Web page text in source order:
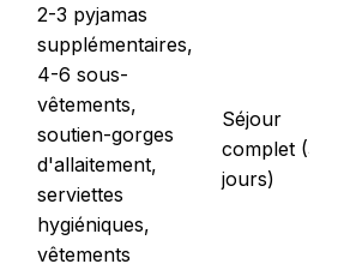
2-3 pyjamas
supplémentaires,
4-6 sous-
vêtements,
soutien-gorges
d'allaitement,
serviettes
hygiéniques,
vêtements
Séjour
complet (3-5
jours)